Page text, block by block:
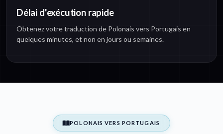
Délai d'exécution rapide
Obtenez votre traduction de Polonais vers Portugais en
quelques minutes, et non en jours ou semaines.
POLONAIS VERS PORTUGAIS